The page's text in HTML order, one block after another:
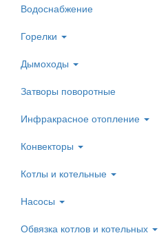
Водоснабжение
Горелки
Дымоходы
Затворы поворотные
Инфракрасное отопление
Конвекторы
Котлы и котельные
Насосы
Обвязка котлов и котельных